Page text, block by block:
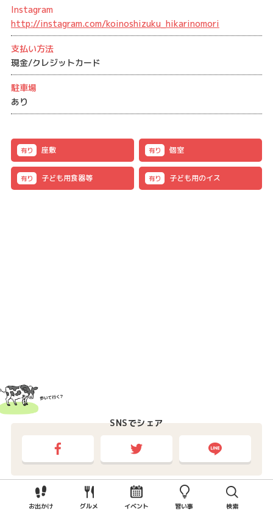
Instagram
http://instagram.com/koinoshizuku_hikarinomori
支払い方法
現金/クレジットカード
駐車場
あり
有り 座敷 有り 個室
有り 子ども用食器等 有り 子ども用のイス
SNSでシェア
カテゴリー
お出かけ グルメ イベント 習い事 検索